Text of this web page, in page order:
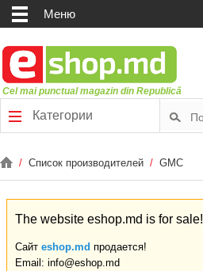
Меню
Cel mai punctual magazin din Republică
Категории
/ Список производителей / GMC
The website eshop.md is for sale!
Сайт eshop.md продается!
Email: info@eshop.md